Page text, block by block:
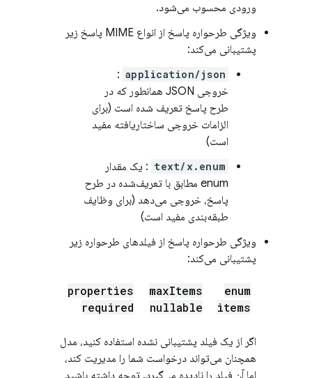
ورودی محسوب می‌شود.
ویژگی طرحواره پاسخ از انواع MIME پاسخ زیر
پشتیبانی می‌کند:
application/json
:
خروجی JSON همانطور که در
طرح پاسخ تعریف شده است (برای
الزامات خروجی ساختاریافته مفید
است)
text/x.enum : یک مقدار
enum مطابق با تعریف‌شده در طرح
پاسخ، خروجی می‌دهد (برای وظایف
طبقه‌بندی مفید است)
ویژگی طرحواره پاسخ از فیلدهای طرحواره زیر
پشتیبانی می‌کند:
enum
items
maxItems
nullable
properties
required
اگر از یک فیلد پشتیبانی نشده استفاده کنید، مدل
همچنان می‌تواند درخواست شما را مدیریت کند،
اما آن فیلد را نادیده می‌گیرد. توجه داشته باشید